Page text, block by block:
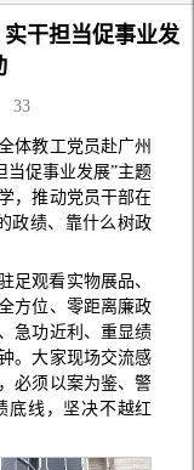
干担当促事业发
33
体教工党员赴广州
当促事业发展”主题
，推动党员干部在
政绩、靠什么树政
足观看实物展品、
方位、零距离廉政
急功近利、重显绩
。大家现场交流感
必须以案为鉴、警
底线，坚决不越红